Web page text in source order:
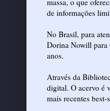
de informações
No Brasil, para
Dorina Nowill para
anos.
Através da
digital. O acervo é
mais recentes best-